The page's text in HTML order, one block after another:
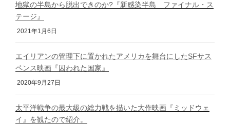
地獄の半島から脱出できのか?『新感染半島 ファイナル・ス
テージ』
2021年1月6日
エイリアンの管理下に置かれたアメリカを舞台にしたSFサス
ペンス映画『囚われた国家』
2020年9月27日
太平洋戦争の最大級の総力戦を描いた大作映画『ミッドウェ
イ』を観たので紹介。